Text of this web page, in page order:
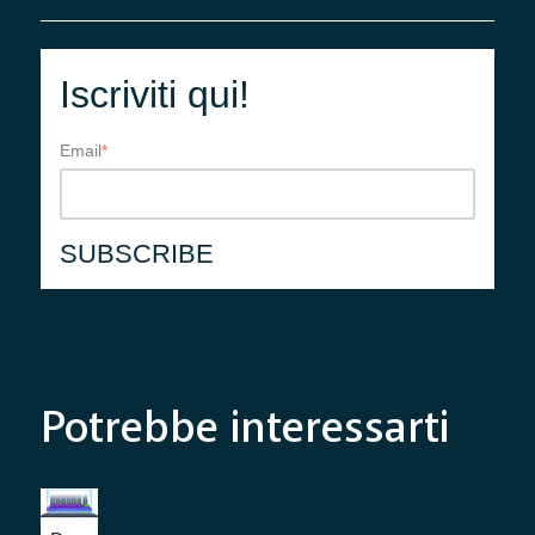
Iscriviti qui!
Email*
Potrebbe interessarti